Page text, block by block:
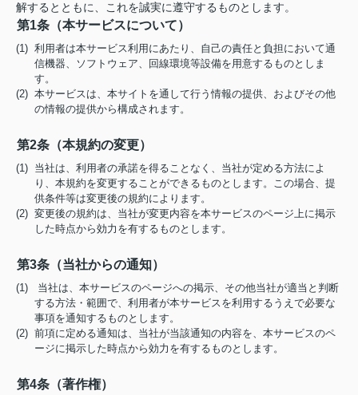
解するとともに、これを誠実に遵守するものとします。
第1条（本サービスについて）
(1) 利用者は本サービス利用にあたり、自己の責任と負担において通
信機器、ソフトウェア、回線環境等設備を用意するものとしま
す。
(2) 本サービスは、本サイトを通して行う情報の提供、およびその他
の情報の提供から構成されます。
第2条（本規約の変更）
(1) 当社は、利用者の承諾を得ることなく、当社が定める方法によ
り、本規約を変更することができるものとします。この場合、提
供条件等は変更後の規約によります。
(2) 変更後の規約は、当社が変更内容を本サービスのページ上に掲示
した時点から効力を有するものとします。
第3条（当社からの通知）
(1) 当社は、本サービスのページへの掲示、その他当社が適当と判断
する方法・範囲で、利用者が本サービスを利用するうえで必要な
事項を通知するものとします。
(2) 前項に定める通知は、当社が当該通知の内容を、本サービスのペ
ージに掲示した時点から効力を有するものとします。
第4条（著作権）